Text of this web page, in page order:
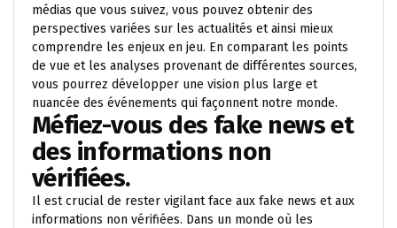
médias que vous suivez, vous pouvez obtenir des
perspectives variées sur les actualités et ainsi mieux
comprendre les enjeux en jeu. En comparant les points
de vue et les analyses provenant de différentes sources,
vous pourrez développer une vision plus large et
nuancée des événements qui façonnent notre monde.
Méfiez-vous des fake news et
des informations non
vérifiées.
Il est crucial de rester vigilant face aux fake news et aux
informations non vérifiées. Dans un monde où les